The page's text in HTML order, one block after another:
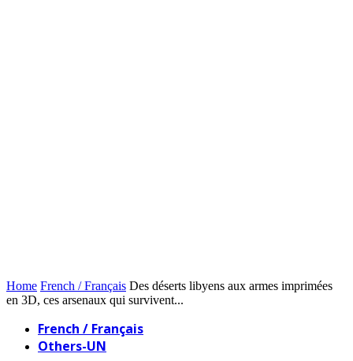
Home French / Français Des déserts libyens aux armes imprimées
en 3D, ces arsenaux qui survivent...
French / Français
Others-UN